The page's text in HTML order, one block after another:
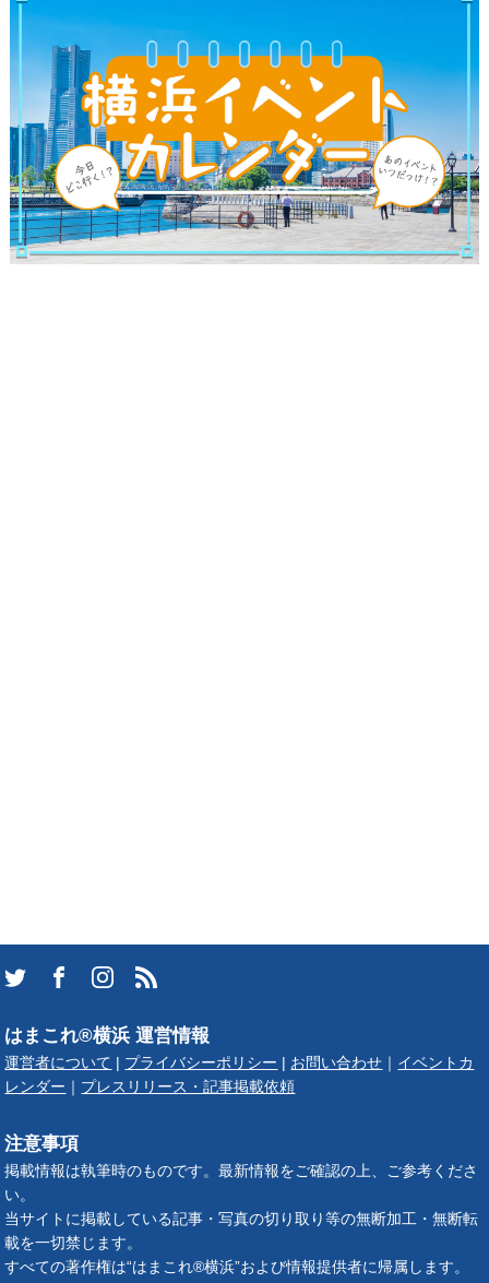
はまこれ®横浜 運営情報
運営者について | プライバシーポリシー | お問い合わせ ｜ イベントカ
レンダー ｜ プレスリリース・記事掲載依頼
注意事項
掲載情報は執筆時のものです。最新情報をご確認の上、ご参考くださ
い。
当サイトに掲載している記事・写真の切り取り等の無断加工・無断転
載を一切禁じます。
すべての著作権は“はまこれ®横浜”および情報提供者に帰属します。